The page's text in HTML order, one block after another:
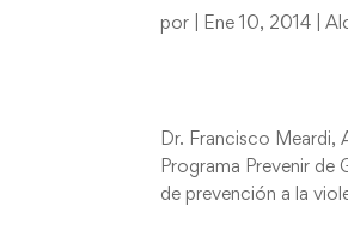
por Ene 10, 2014 |
Dr. Francisco Meardi,
Programa Prevenir
de prevención a la